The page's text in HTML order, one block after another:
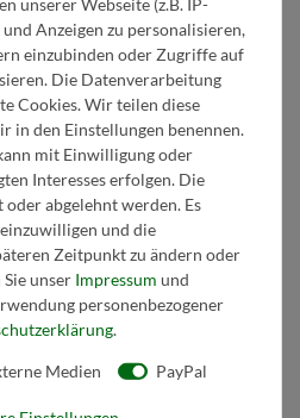
Widerruf
Anzeigen zu personalisieren,
einzubinden oder Zugriffe auf
Die Datenverarbeitung
Cookies. Wir teilen diese
in den Einstellungen benennen.
mit Einwilligung oder
Interesses erfolgen. Die
abgelehnt werden. Es
und die
Zeitpunkt zu ändern oder
unser Impressum und
personenbezogener
.
Medien PayPal